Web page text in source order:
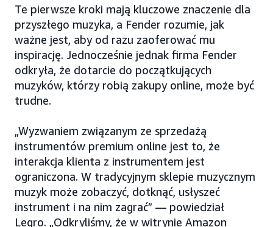
Te pierwsze kroki mają kluczowe znaczenie dla
przyszłego muzyka, a Fender rozumie, jak
ważne jest, aby od razu zaoferować mu
inspirację. Jednocześnie jednak firma Fender
odkryła, że dotarcie do początkujących
muzyków, którzy robią zakupy online, może być
trudne.
„Wyzwaniem związanym ze sprzedażą
instrumentów premium online jest to, że
interakcja klienta z instrumentem jest
ograniczona. W tradycyjnym sklepie muzycznym
muzyk może zobaczyć, dotknąć, usłyszeć
instrument i na nim zagrać” — powiedział
Legro. „Odkryliśmy, że w witrynie Amazon